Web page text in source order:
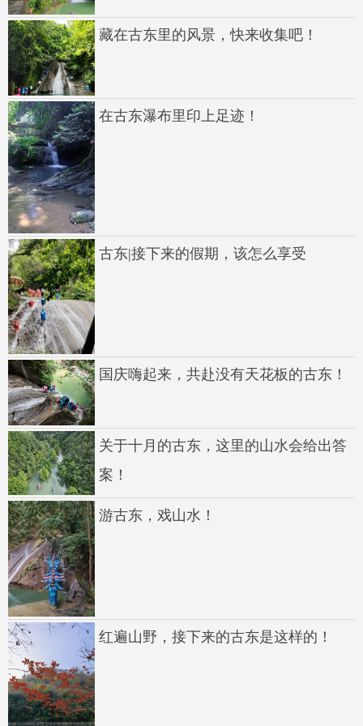
藏在古东里的风景，快来收集吧！
在古东瀑布里印上足迹！
古东|接下来的假期，该怎么享受
国庆嗨起来，共赴没有天花板的古东！
关于十月的古东，这里的山水会给出答
案！
游古东，戏山水！
红遍山野，接下来的古东是这样的！